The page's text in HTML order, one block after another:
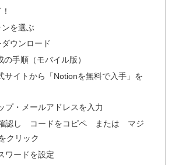
を選ぶ
ウンロード
手順（モバイル版）
サイトから「Notionを無料で入手」を
プ・メールアドレスを入力
認し コードをコピペ または マジ
クリック
ワードを設定